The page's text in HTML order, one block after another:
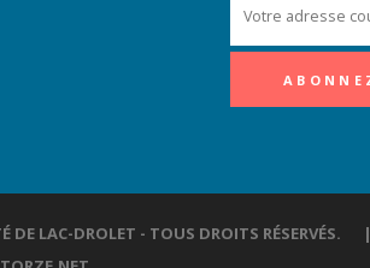
DE LAC-DROLET - TOUS DROITS